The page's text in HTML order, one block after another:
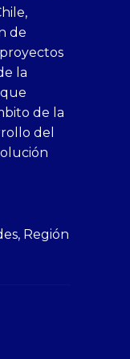
de
la
de la
del
Región